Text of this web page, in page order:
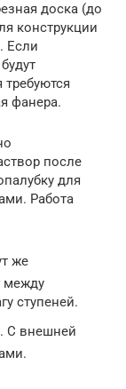
доска (до
конструкции
Если
фанера.
после
для
Работа
же
между
ступеней.
С внешней